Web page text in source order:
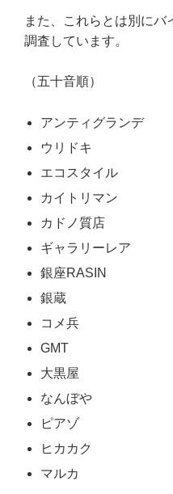
また、これらとは別にバ
調査しています。
（五十音順）
アンティグランデ
ウリドキ
エコスタイル
カイトリマン
カドノ質店
ギャラリーレア
銀座RASIN
銀蔵
コメ兵
GMT
大黒屋
なんぼや
ピアゾ
ヒカカク
マルカ